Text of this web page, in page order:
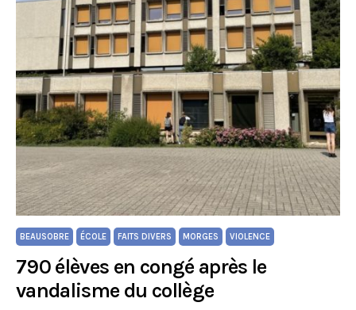
BEAUSOBRE ÉCOLE FAITS DIVERS MORGES VIOLENCE
790 élèves en congé après le
vandalisme du collège